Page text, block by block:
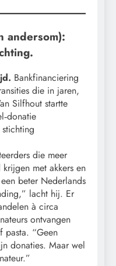
andersom):
Bankfinanciering
die in jaren,
Silfhout startte
die meer
met akkers en
beter Nederlands
lacht hij. Er
à circa
ontvangen
pasta. “Geen
donaties. Maar wel